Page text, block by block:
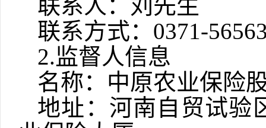
联系人： 刘先生
联系方式： 0371-
2.监督人信息
名称：中原农业保险
地址：河南自贸试验